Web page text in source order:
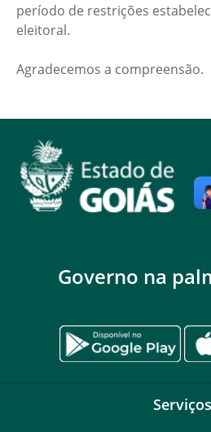
período de restrições
eleitoral.
Agradecemos a compreensão.
Governo na
Serviços